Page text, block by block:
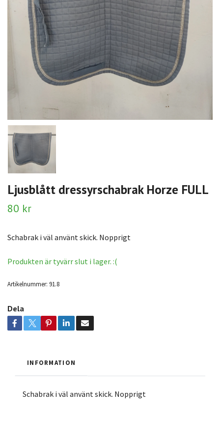
Ljusblått dressyrschabrak Horze FULL
80 kr
Schabrak i väl använt skick. Nopprigt
Produkten är tyvärr slut i lager. :(
Artikelnummer: 91.8
Dela
INFORMATION
Schabrak i väl använt skick. Nopprigt